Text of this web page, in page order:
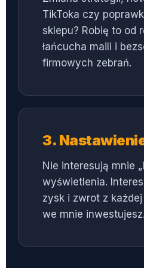
TikToka czy
sklepu? Robię to od
łańcucha maili i
firmowych zebrań.
3.
Nie interesują mnie
wyświetlenia.
zysk i zwrot z każdej
we mnie inwestujesz.